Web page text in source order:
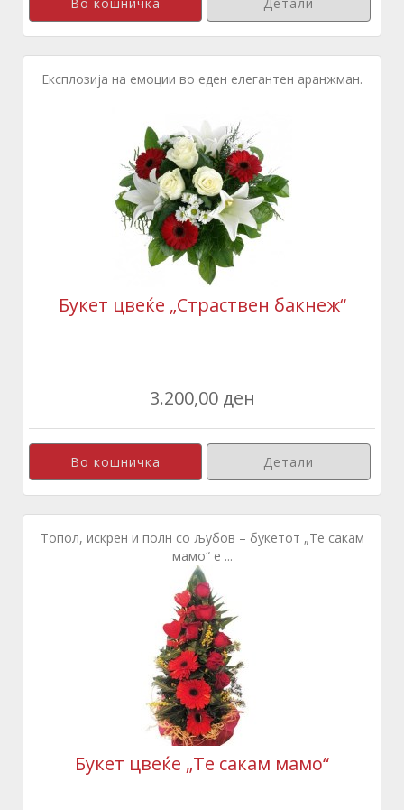
Експлозија на емоции во еден елегантен аранжман.
Букет цвеќе „Страствен бакнеж“
3.200,00 ден
Детали
Топол, искрен и полн со љубов – букетот „Те сакам
мамо“ е ...
Букет цвеќе „Те сакам мамо“